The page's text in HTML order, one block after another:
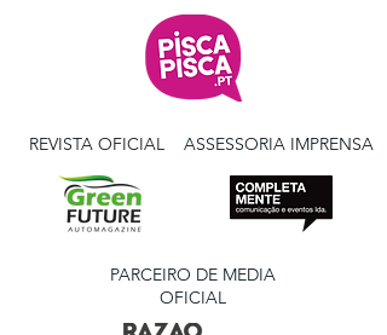
REVISTA OFICIAL ASSESSORIA IMPRENSA
PARCEIRO DE MEDIA
OFICIAL